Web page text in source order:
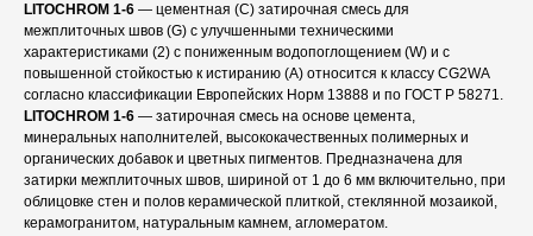
LITOCHROM 1-6 — цементная (С) затирочная смесь для
межплиточных швов (G) с улучшенными техническими
характеристиками (2) с пониженным водопоглощением (W) и с
повышенной стойкостью к истиранию (A) относится к классу CG2WA
согласно классификации Европейских Норм 13888 и по ГОСТ Р 58271.
LITOCHROM 1-6 — затирочная смесь на основе цемента,
минеральных наполнителей, высококачественных полимерных и
органических добавок и цветных пигментов. Предназначена для
затирки межплиточных швов, шириной от 1 до 6 мм включительно, при
облицовке стен и полов керамической плиткой, стеклянной мозаикой,
керамогранитом, натуральным камнем, агломератом.